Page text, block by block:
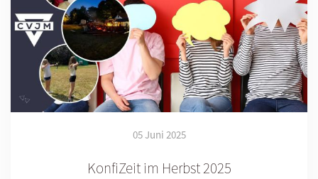
05 Juni 2025
KonfiZeit im Herbst 2025